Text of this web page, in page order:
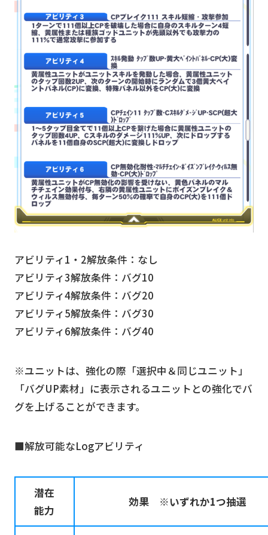
アビリティ1・2解放条件：なし
アビリティ3解放条件：バグ10
アビリティ4解放条件：バグ20
アビリティ5解放条件：バグ30
アビリティ6解放条件：バグ40
※ユニットは、強化の際「選択中＆同じユニット」
「バグUP素材」に表示されるユニットとの強化でバ
グを上げることができます。
■解放可能なLogアビリティ
潜在
能力
効果 ※いずれか1つ抽選